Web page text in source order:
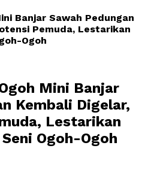
Banjar Sawah Pedungan
Pemuda, Lestarikan
Ogoh
Mini Banjar
Kembali Digelar,
Lestarikan
Ogoh-Ogoh